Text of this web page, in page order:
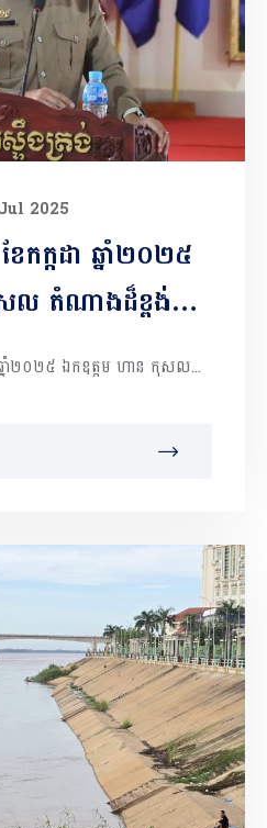
ខេត្ត និងផ្នែកហិរញ្ញប្ប
ចាំត្រីមាស ឆ្នាំ២០២៥
2025
កក្កដា​ ឆ្នាំ២០២៥
តំណាងដ៏ខ្ពង់ខ្ពស់​
ា អភិ​បាលនៃគណៈ
រងារវិស័យសុខាភិបាល
នាំ២០២៥ ឯកឧត្តម ហាន កុសល...